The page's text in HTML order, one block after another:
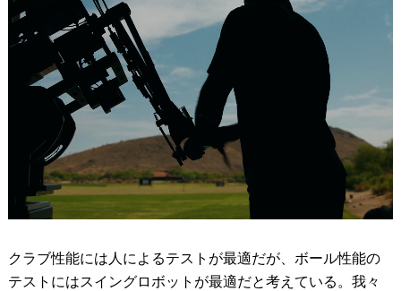
クラブ性能には人によるテストが最適だが、ボール性能の
テストにはスイングロボットが最適だと考えている。我々